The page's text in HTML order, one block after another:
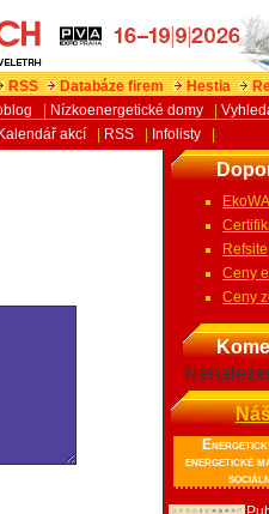
RSS Databáze firem Hestia
Nízkoenergetické domy
Kalendář akcí RSS Infolisty
Refsite
Ceny
Ceny
energetické